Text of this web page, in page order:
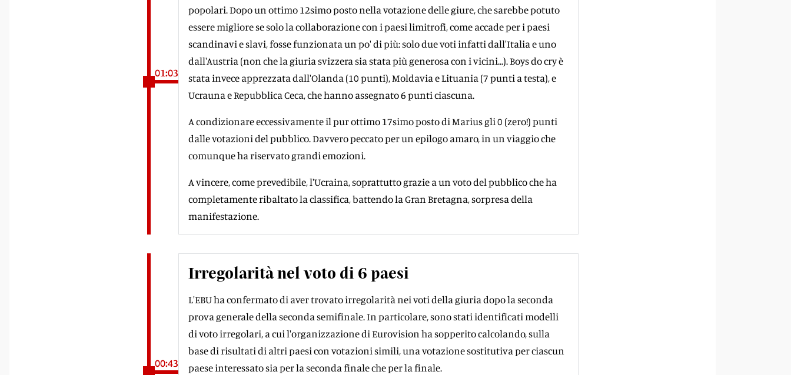
01:03
popolari. Dopo un ottimo 12simo posto nella votazione delle giure, che sarebbe potuto
essere migliore se solo la collaborazione con i paesi limitrofi, come accade per i paesi
scandinavi e slavi, fosse funzionata un po' di più: solo due voti infatti dall'Italia e uno
dall'Austria (non che la giuria svizzera sia stata più generosa con i vicini...). Boys do cry è
stata invece apprezzata dall'Olanda (10 punti), Moldavia e Lituania (7 punti a testa), e
Ucrauna e Repubblica Ceca, che hanno assegnato 6 punti ciascuna.
A condizionare eccessivamente il pur ottimo 17simo posto di Marius gli 0 (zero!) punti
dalle votazioni del pubblico. Davvero peccato per un epilogo amaro, in un viaggio che
comunque ha riservato grandi emozioni.
A vincere, come prevedibile, l'Ucraina, soprattutto grazie a un voto del pubblico che ha
completamente ribaltato la classifica, battendo la Gran Bretagna, sorpresa della
manifestazione.
00:43
Irregolarità nel voto di 6 paesi
L'EBU ha confermato di aver trovato irregolarità nei voti della giuria dopo la seconda
prova generale della seconda semifinale. In particolare, sono stati identificati modelli
di voto irregolari, a cui l'organizzazione di Eurovision ha sopperito calcolando, sulla
base di risultati di altri paesi con votazioni simili, una votazione sostitutiva per ciascun
paese interessato sia per la seconda finale che per la finale.